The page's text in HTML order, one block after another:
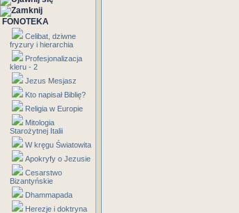
FONOTEKA
Celibat, dziwne
fryzury i hierarchia
Profesjonalizacja
kleru - 2
Jezus Mesjasz
Kto napisał Biblię?
Religia w Europie
Mitologia
Starożytnej Italii
W kręgu Światowita
Apokryfy o Jezusie
Cesarstwo
Bizantyńskie
Dhammapada
Herezje i doktryna